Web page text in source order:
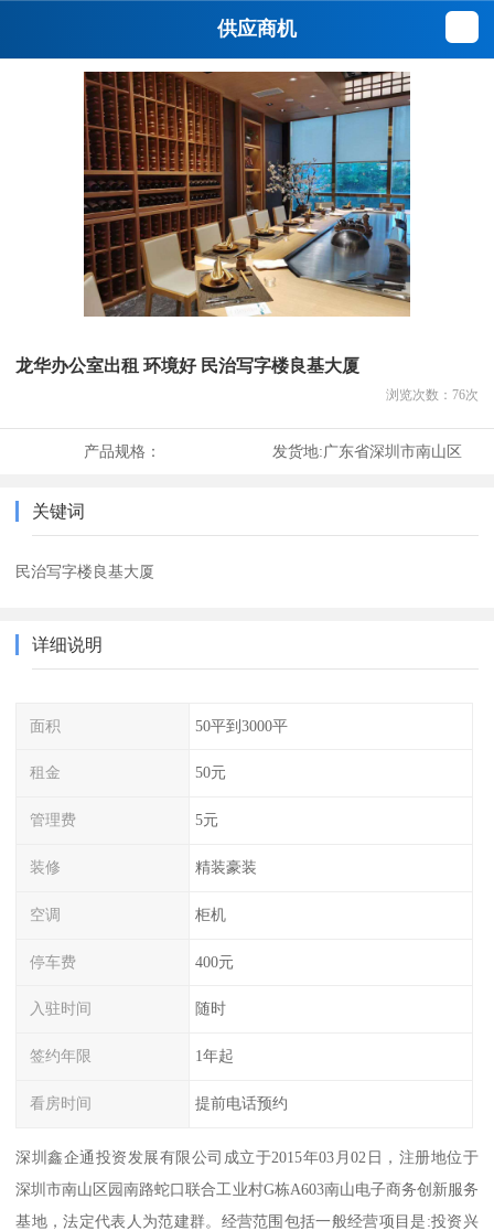
供应商机
龙华办公室出租 环境好 民治写字楼良基大厦
浏览次数： 76次
产品规格： 发货地:广东省深圳市南山区
关键词
民治写字楼良基大厦
详细说明
面积 50平到3000平
租金 50元
管理费 5元
装修 精装豪装
空调 柜机
停车费 400元
入驻时间 随时
签约年限 1年起
看房时间 提前电话预约
深圳鑫企通投资发展有限公司成立于2015年03月02日，注册地位于
深圳市南山区园南路蛇口联合工业村G栋A603南山电子商务创新服务
基地，法定代表人为范建群。经营范围包括一般经营项目是:投资兴